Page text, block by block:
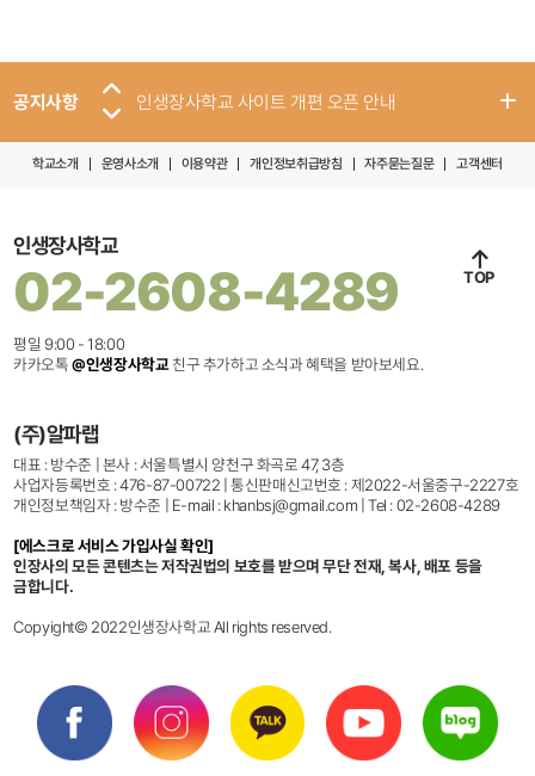
공지사항 인생장사학교 사이트 개편 오픈 안내
학교소개 운영사소개 이용약관 개인정보취급방침 자주묻는질문 고객센터
인생장사학교
02-2608-4289
평일 9:00 - 18:00
카카오톡@인생장사학교친구 추가하고 소식과 혜택을 받아보세요.
(주)알파랩
대표 : 방수준 | 본사 : 서울특별시 양천구 화곡로 47, 3층
사업자등록번호 : 476-87-00722 | 통신판매신고번호 : 제2022-서울중구-2227호
개인정보책임자 : 방수준 | E-mail : khanbsj@gmail.com | Tel : 02-2608-4289
[에스크로 서비스 가입사실 확인]
인장사의 모든 콘텐츠는 저작권법의 보호를 받으며 무단 전재, 복사, 배포 등을
금합니다.
Copyight© 2022인생장사학교 All rights reserved.
TOP